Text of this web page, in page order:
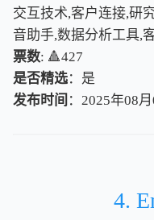
交互技术,客户连接,研
音助手,数据分析工具,
票数: 🔺427
是否精选：是
发布时间 ：2025年08
4.